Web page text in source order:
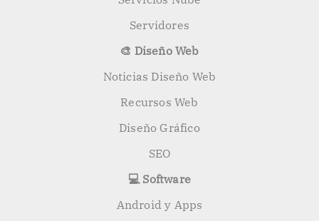
Servidores
🎨 Diseño Web
Noticias Diseño Web
Recursos Web
Diseño Gráfico
SEO
💻 Software
Android y Apps